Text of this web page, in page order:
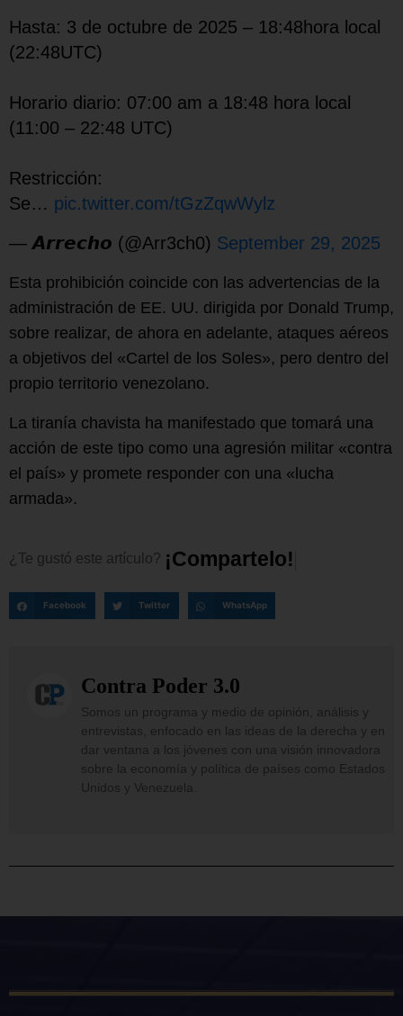
Hasta: 3 de octubre de 2025 – 18:48hora local
(22:48UTC)
Horario diario: 07:00 am a 18:48 hora local
(11:00 – 22:48 UTC)
Restricción:
Se… pic.twitter.com/tGzZqwWylz
— 𝘼𝙧𝙧𝙚𝙘𝙝𝙤 (@Arr3ch0) September 29, 2025
Esta prohibición coincide con las advertencias de la
administración de EE. UU. dirigida por Donald Trump,
sobre realizar, de ahora en adelante, ataques aéreos
a objetivos del «Cartel de los Soles», pero dentro del
propio territorio venezolano.
La tiranía chavista ha manifestado que tomará una
acción de este tipo como una agresión militar «contra
el país» y promete responder con una «lucha
armada».
¿Te gustó este artículo? ¡Comparte o!
Facebook Twitter WhatsApp
Contra Poder 3.0
Somos un programa y medio de opinión, análisis y
entrevistas, enfocado en las ideas de la derecha y en
dar ventana a los jóvenes con una visión innovadora
sobre la economía y política de países como Estados
Unidos y Venezuela.